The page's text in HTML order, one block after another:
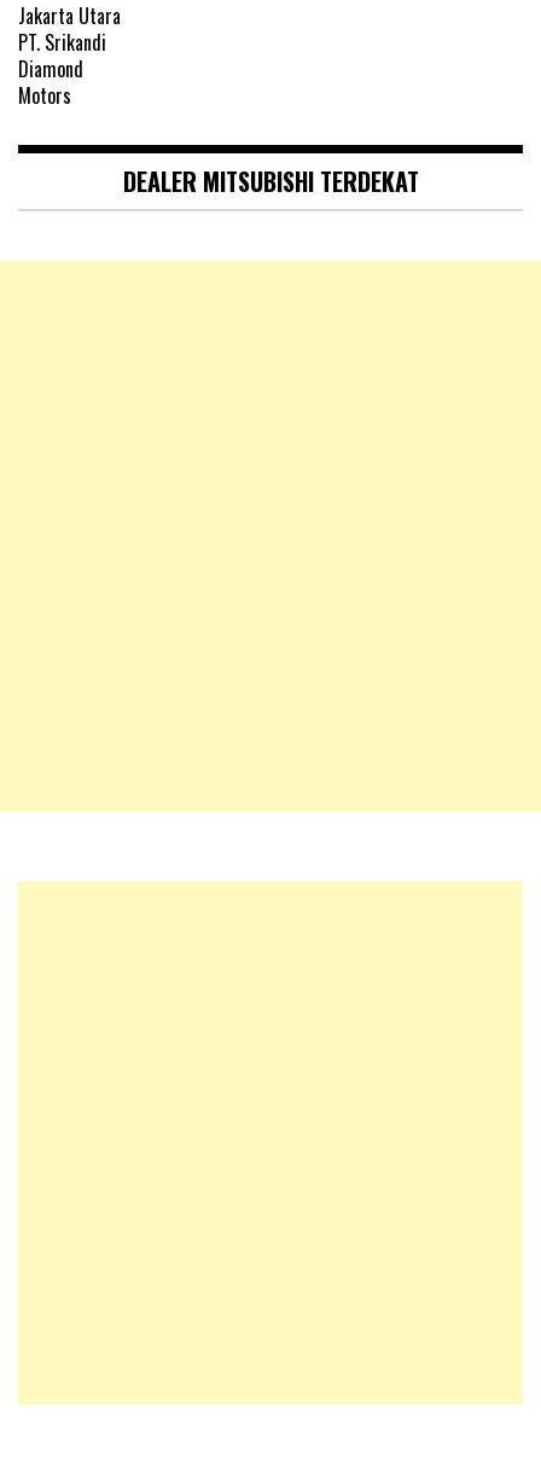
DEALER MITSUBISHI TERDEKAT